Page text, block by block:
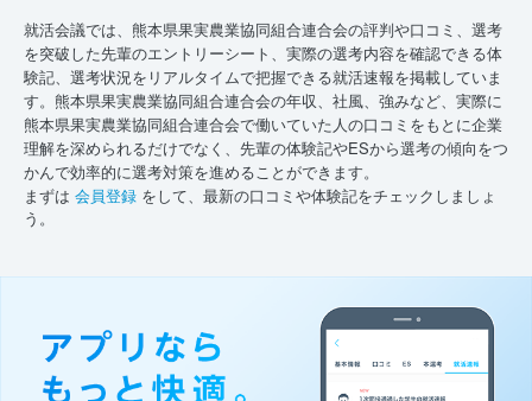
就活会議では、熊本県果実農業協同組合連合会の評判や口コミ、選考
を突破した先輩のエントリーシート、実際の選考内容を確認できる体
験記、選考状況をリアルタイムで把握できる就活速報を掲載していま
す。熊本県果実農業協同組合連合会の年収、社風、強みなど、実際に
熊本県果実農業協同組合連合会で働いていた人の口コミをもとに企業
理解を深められるだけでなく、先輩の体験記やESから選考の傾向をつ
かんで効率的に選考対策を進めることができます。
まずは 会員登録 をして、最新の口コミや体験記をチェックしましょ
う。